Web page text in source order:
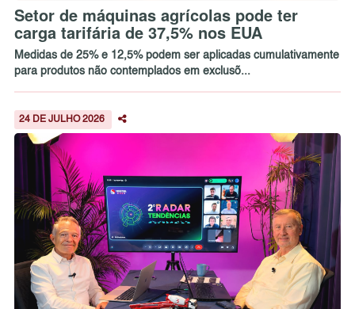
Setor de máquinas agrícolas pode ter
carga tarifária de 37,5% nos EUA
Medidas de 25% e 12,5% podem ser aplicadas cumulativamente
para produtos não contemplados em exclusõ...
24 DE JULHO 2026